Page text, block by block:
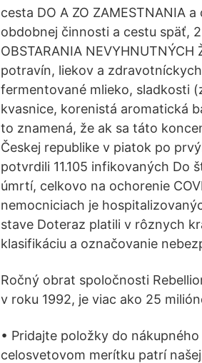
cesta DO A ZO ZAMESTNANIA
obdobnej činnosti a cestu späť,
OBSTARANIA
potravín, liekov a
fermentované mlieko, sladkosti
kvasnice, korenistá aromatická
to znamená, že ak sa táto
Českej republike v piatok po
potvrdili 11.105 infikovaných Do
úmrtí, celkovo na ochorenie
nemocniciach je
stave Doteraz platili v rôznych
klasifikáciu a označovanie
Ročný obrat spoločnosti
v roku 1992, je viac ako 25
• Pridajte položky do
celosvetovom merítku patrí